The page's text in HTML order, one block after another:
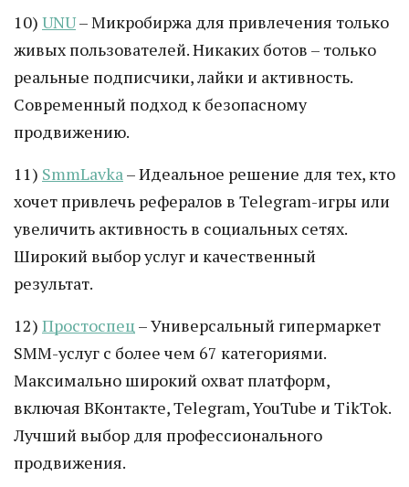
10) UNU– Микробиржа для привлечения только
живых пользователей. Никаких ботов – только
реальные подписчики, лайки и активность.
Современный подход к безопасному
продвижению.
11) SmmLavka– Идеальное решение для тех, кто
хочет привлечь рефералов в Telegram-игры или
увеличить активность в социальных сетях.
Широкий выбор услуг и качественный
результат.
12) Простоспец– Универсальный гипермаркет
SMM-услуг с более чем 67 категориями.
Максимально широкий охват платформ,
включая ВКонтакте, Telegram, YouTube и TikTok.
Лучший выбор для профессионального
продвижения.